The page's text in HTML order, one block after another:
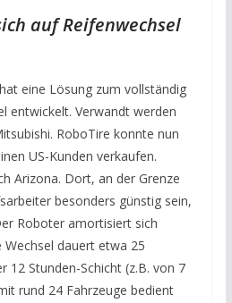
auf Reifenwechsel
hat eine Lösung zum vollständig
entwickelt. Verwandt werden
RoboTire konnte nun
US-Kunden verkaufen.
Arizona. Dort, an der Grenze
besonders günstig sein,
Roboter amortisiert sich
dauert etwa 25
12 Stunden-Schicht (z.B. von 7
rund 24 Fahrzeuge bedient